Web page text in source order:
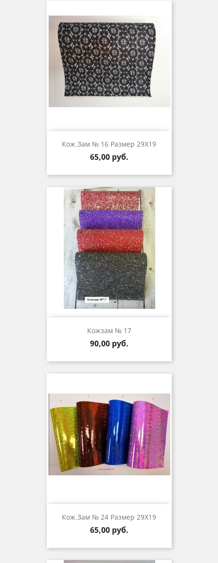
Кож.зам № 16 Размер 29Х19
Цена
65,00 руб.
Кожзам № 17
Цена
90,00 руб.
Кож.зам № 24 Размер 29Х19
Цена
65,00 руб.